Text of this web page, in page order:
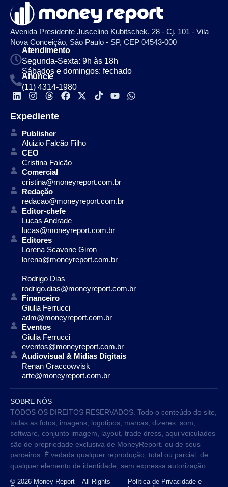
Avenida Presidente Juscelino Kubitschek, 28 - Cj. 101 - Vila
Nova Conceição, São Paulo - SP, CEP 04543-000
Atendimento
Segunda-Sexta: 9h às 18h
Sábados e domingos: fechado
Anuncie
(11) 4314-1980
Expediente
Publisher
Aluizio Falcão Filho
CEO
Cristina Falcão
Comercial
cristina@moneyreport.com.br
Redação
redacao@moneyreport.com.br
Editor-chefe
Lucas Andrade
lucas@moneyreport.com.br
Editores
Lorena Scavone Giron
lorena@moneyreport.com.br
Rodrigo Dias
rodrigo.dias@moneyreport.com.br
Financeiro
Giulia Ferrucci
adm@moneyreport.com.br
Eventos
Giulia Ferrucci
eventos@moneyreport.com.br
Audiovisual & Mídias Digitais
Renan Graccowvisk
arte@moneyreport.com.br
SOBRE NÓS
TODOS OS DIREITOS RESERVADOS. Todo o conteúdo do site,
todas as fotos, imagens, logotipos, marcas, dizeres, som,
software, conjunto imagem, layout, trade dress, aqui veiculados
são de propriedade exclusiva de MoneyReport. ou de seus
parceiros. É vedada qualquer reprodução, total ou parcial, de
qualquer elemento de identidade, sem expressa autorização.
© 2026 Money Report – All Rights
Política de Privacidade e